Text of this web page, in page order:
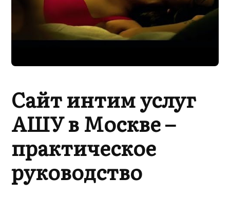
Сайт интим услуг
АШУ в Москве –
практическое
руководство